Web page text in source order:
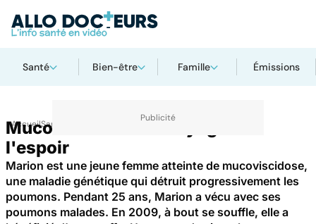
Santé Bien-être Famille Émissions
AccueilSanté
Mucoviscidose : le voyage de
l'espoir
Marion est une jeune femme atteinte de mucoviscidose,
une maladie génétique qui détruit progressivement les
poumons. Pendant 25 ans, Marion a vécu avec ses
poumons malades. En 2009, à bout se souffle, elle a